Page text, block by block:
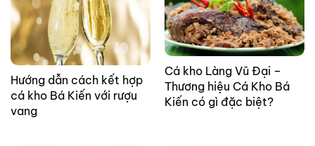
Hướng dẫn cách kết hợp
cá kho Bá Kiến với rượu
vang
Cá kho Làng Vũ Đại –
Thương hiệu Cá Kho Bá
Kiến có gì đặc biệt?